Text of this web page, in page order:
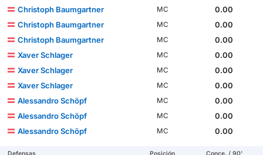
Christoph Baumgartner
MC
0.00
Christoph Baumgartner
MC
0.00
Christoph Baumgartner
MC
0.00
Xaver Schlager
MC
0.00
Xaver Schlager
MC
0.00
Xaver Schlager
MC
0.00
Alessandro Schöpf
MC
0.00
Alessandro Schöpf
MC
0.00
Alessandro Schöpf
MC 0.00